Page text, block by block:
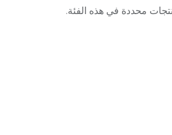
محددة في هذه الفئة.